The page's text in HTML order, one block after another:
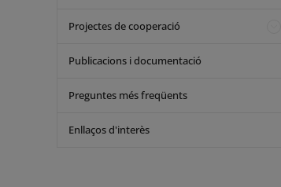
Projectes de cooperació
Publicacions i documentació
Preguntes més freqüents
Enllaços d'interès